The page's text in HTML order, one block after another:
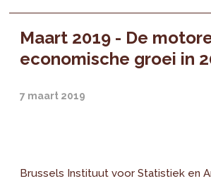
Maart 2019 - De
economische groei in
7 maart 2019
Brussels Instituut voor Statistiek en